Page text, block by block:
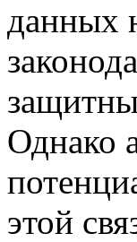
данных
Однако
этой